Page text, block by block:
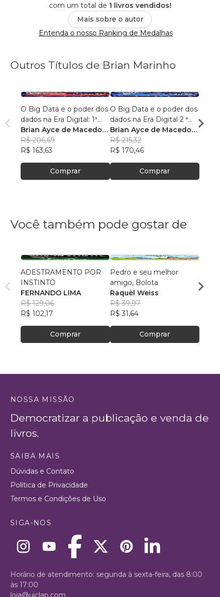
com um total de 1 livros vendidos!
Mais sobre o autor
Entenda o nosso Ranking de Medalhas
Outros Títulos de Brian Marinho
O Big Data e o poder dos
dados na Era Digital: 1ª
Edição.
Brian Ayce de Macedo
Marinho
R$ 206,69
R$ 163,63
Comprar
O Big Data e o poder dos
dados na Era Digital 2 ª
Edição:
Brian Ayce de Macedo
Marinho
R$ 215,32
R$ 170,46
Comprar
Você também pode gostar de
ADESTRAMENTO POR
INSTINTO
FERNANDO LIMA
R$ 129,06
R$ 102,17
Comprar
Pedro e seu melhor
amigo, Bolota
Raquèl Weiss
R$ 39,97
R$ 31,64
Comprar
R$
NOSSA MISSÃO
Democratizar a publicação e venda de
livros.
SAIBA MAIS
Dúvidas e Contato
Política de Privacidade
Termos e Condições de Uso
SIGA-NOS
Horário de atendimento: segunda à sexta-feira, das 8:00
às 17:00
loja@uiclap.com